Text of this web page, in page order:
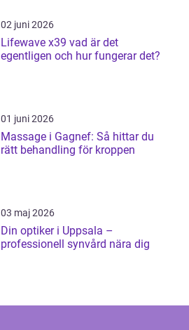
02 juni 2026
Lifewave x39 vad är det
egentligen och hur fungerar det?
01 juni 2026
Massage i Gagnef: Så hittar du
rätt behandling för kroppen
03 maj 2026
Din optiker i Uppsala –
professionell synvård nära dig